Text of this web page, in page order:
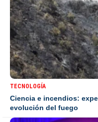
TECNOLOGÍA
Ciencia e incendios:
evolución del fuego